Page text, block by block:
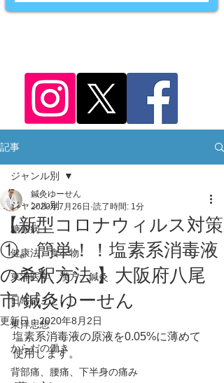
記事
ジャンル別
糖尿病
健康法、食べ物
東洋医学、漢方、鍼灸
日常のこと
東洋思想
からだの働き
背部痛、腰痛、下半身の痛み
ジャンル別
【新型コロナウィルス対策
①。簡単！！塩素系消毒液
の希釈方法 】大阪府八尾
市/鍼灸ゆーせん
鍼灸ゆーせん
2020年7月26日 読了時間: 1分
更新日：2020年8月2日
塩素系消毒液の原液を0.05%に薄めて
使用します。